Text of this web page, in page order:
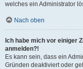
welches ein Administrator
Nach oben
Ich habe mich vor einiger
anmelden?!
Es kann sein, dass ein
Gründen deaktiviert oder